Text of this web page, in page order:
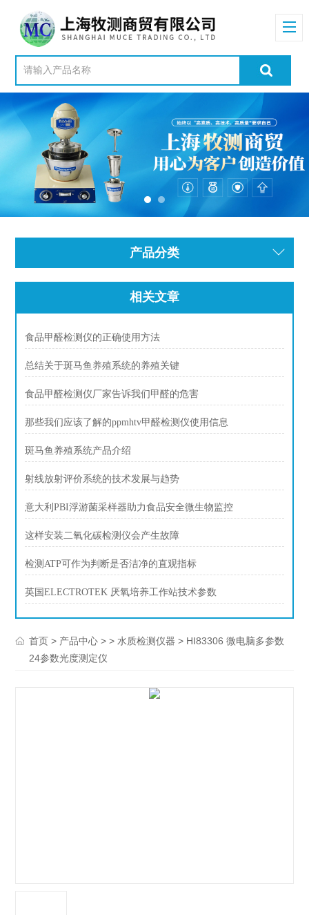
产品分类
相关文章
食品甲醛检测仪的正确使用方法
总结关于斑马鱼养殖系统的养殖关键
食品甲醛检测仪厂家告诉我们甲醛的危害
那些我们应该了解的ppmhtv甲醛检测仪使用信息
斑马鱼养殖系统产品介绍
射线放射评价系统的技术发展与趋势
意大利PBI浮游菌采样器助力食品安全微生物监控
这样安装二氧化碳检测仪会产生故障
检测ATP可作为判断是否洁净的直观指标
英国ELECTROTEK 厌氧培养工作站技术参数
首页 > 产品中心 > > 水质检测仪器 > HI83306 微电脑多参数
24参数光度测定仪